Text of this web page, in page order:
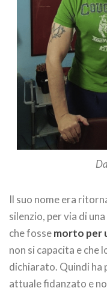
Il suo nome era
silenzio, per via di una
che fossemorto per
non si capacita e
dichiarato. Quindi ha
attuale fidanzato e